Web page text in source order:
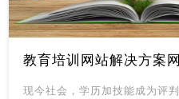
教育培训网站解决方案
现今社会，学历加技能成为评